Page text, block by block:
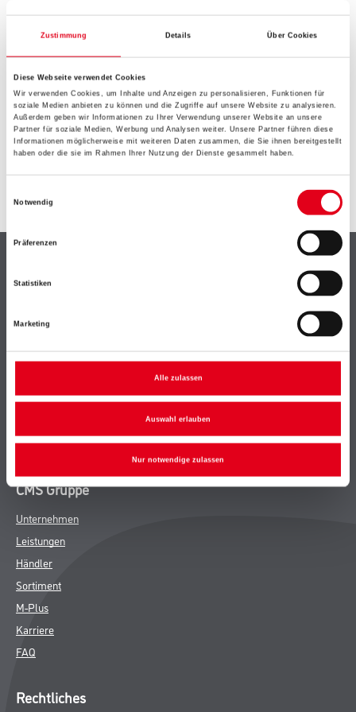
Zustimmung Details Über Cookies
Diese Webseite verwendet Cookies
Wir verwenden Cookies, um Inhalte und Anzeigen zu personalisieren, Funktionen für
soziale Medien anbieten zu können und die Zugriffe auf unsere Website zu analysieren.
Außerdem geben wir Informationen zu Ihrer Verwendung unserer Website an unsere
Partner für soziale Medien, Werbung und Analysen weiter. Unsere Partner führen diese
Informationen möglicherweise mit weiteren Daten zusammen, die Sie ihnen bereitgestellt
haben oder die sie im Rahmen Ihrer Nutzung der Dienste gesammelt haben.
Notwendig
Präferenzen
Statistiken
Marketing
Alle zulassen
Auswahl erlauben
Nur notwendige zulassen
EIN KLEINER ZWISCHENFALL
IST AUFGETRETEN
Keine Sorge, wir pinseln schon an der Lösung und
werden das Problem so schnell wie möglich beheben.
Erkunden Sie in der Zwischenzeit unseren Online-Shop
und lassen Sie sich inspirieren.
Farbe
Trockenbau
Putze- und Spachtelmassen
Wand- & Deckenbeläge
Verbrauchsmaterialien
CMS Gruppe
Unternehmen
Leistungen
Händler
Sortiment
M-Plus
Karriere
FAQ
Rechtliches